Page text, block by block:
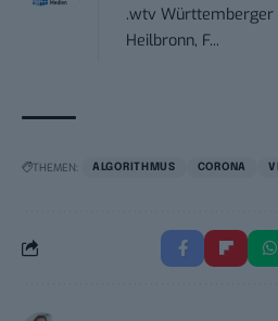
.wtv Württemberger
Heilbronn, F...
THEMEN: ALGORITHMUS CORONA